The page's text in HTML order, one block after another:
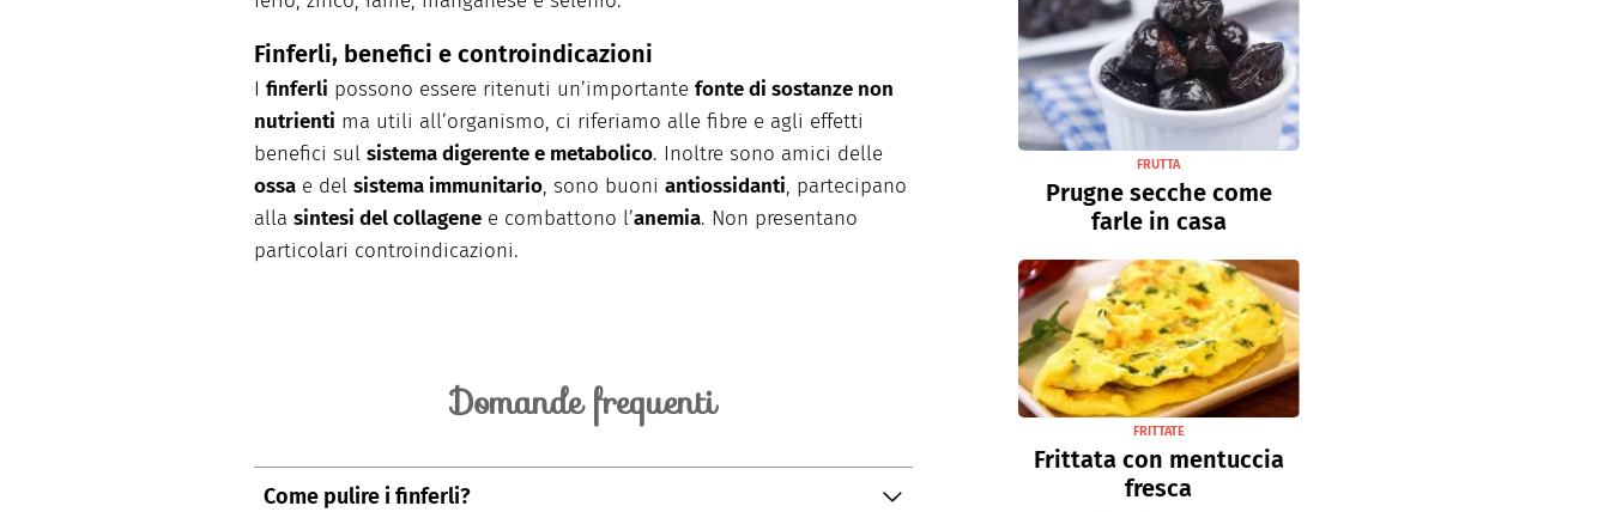
Finferli, benefici e controindicazioni
I finferli possono essere ritenuti un’importante fonte di sostanze non
nutrienti ma utili all’organismo, ci riferiamo alle fibre e agli effetti
benefici sul sistema digerente e metabolico. Inoltre sono amici delle
ossa e del sistema immunitario, sono buoni antiossidanti, partecipano
alla sintesi del collagene e combattono l’anemia. Non presentano
particolari controindicazioni.
Domande frequenti
Come pulire i finferli?
FRUTTA
Prugne secche come
farle in casa
FRITTATE
Frittata con mentuccia
fresca